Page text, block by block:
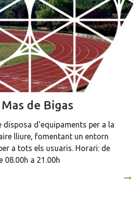
de Bigas
disposa d'equipaments per a la
lliure, fomentant un entorn
a tots els usuaris. Horari: de
08.00h a 21.00h